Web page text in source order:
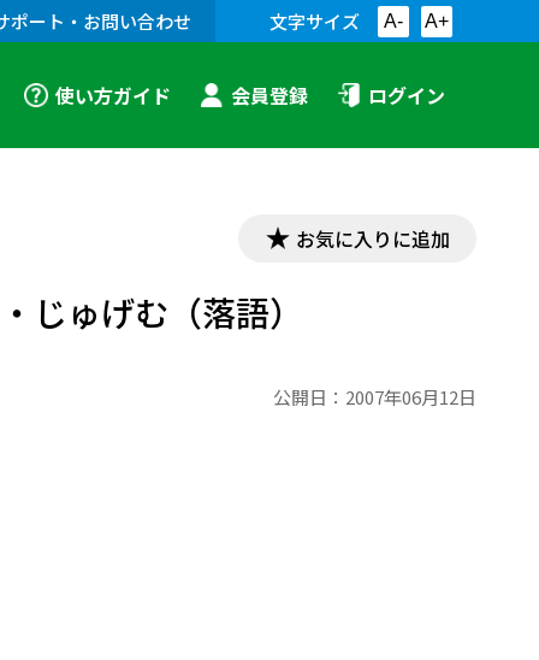
ポート・お問い合わせ 文字サイズ A- A+
使い方ガイド 会員登録 ログイン
お気に入りに追加
じゅげむ（落語）
公開日： 2007年06月12日